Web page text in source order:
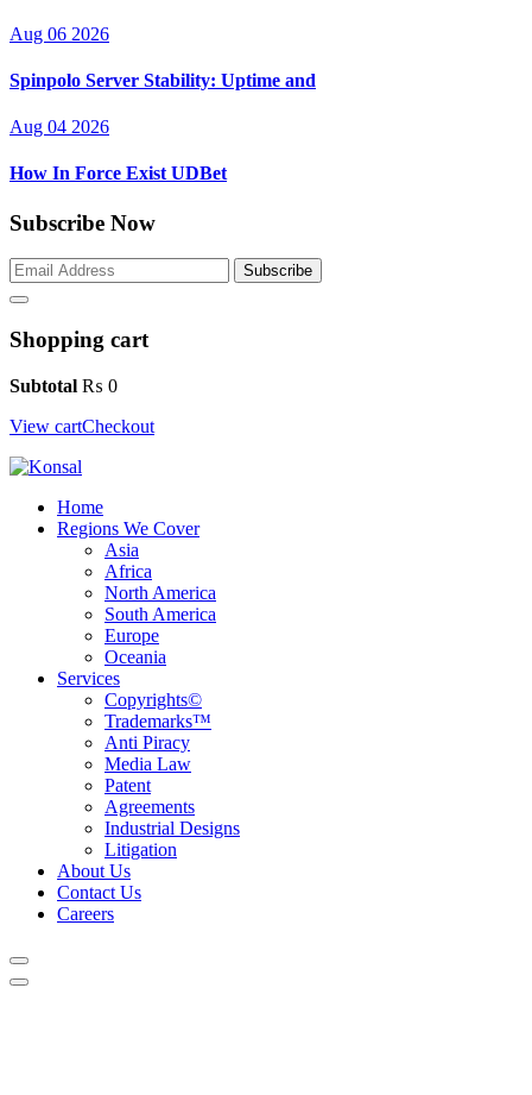
Aug 06 2026
Spinpolo Server Stability: Uptime and
Aug 04 2026
How In Force Exist UDBet
Subscribe Now
Subscribe
Shopping cart
Subtotal ₨ 0
View cartCheckout
Home
Regions We Cover
Asia
Africa
North America
South America
Europe
Oceania
Services
Copyrights©
Trademarks™
Anti Piracy
Media Law
Patent
Agreements
Industrial Designs
Litigation
About Us
Contact Us
Careers